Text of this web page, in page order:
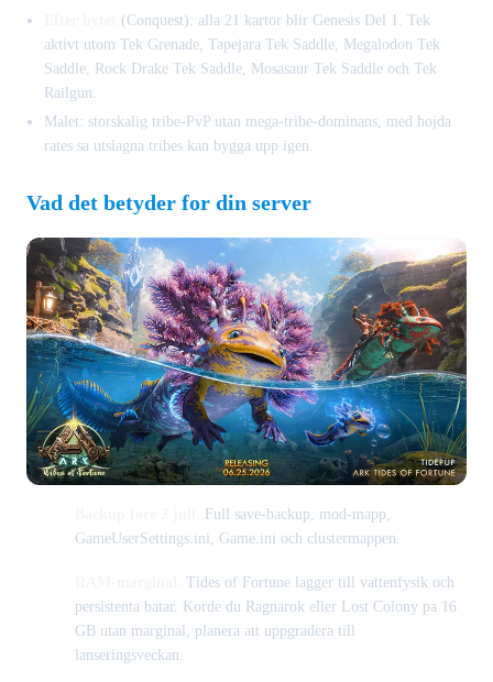
(Conquest): alla 21 kartor blir Genesis Del 1. Tek
aktivt utom Tek Grenade, Tapejara Tek Saddle, Megalodon Tek
Saddle, Rock Drake Tek Saddle, Mosasaur Tek Saddle och Tek
Railgun.
Malet: storskalig tribe-PvP utan mega-tribe-dominans, med hojda
rates sa utslagna tribes kan bygga upp igen.
Vad det betyder for din server
Full save-backup, mod-mapp,
GameUserSettings.ini, Game.ini och clustermappen.
Tides of Fortune lagger till vattenfysik och
persistenta batar. Korde du Ragnarok eller Lost Colony pa 16
GB utan marginal, planera att uppgradera till
lanseringsveckan.